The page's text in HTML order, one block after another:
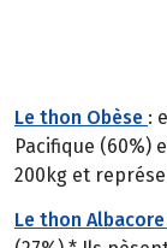
Le thon Obèse :
Pacifique (60%)
200kg et
Le thon Albacore